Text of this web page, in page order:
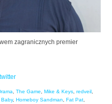
zagranicznych premier
The Game Mike & Keys redveil
Baby, Homeboy Sandman Fat Pat